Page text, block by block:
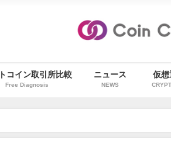
コイン取引所比較
Free Diagnosis
ニュース
NEWS
仮想